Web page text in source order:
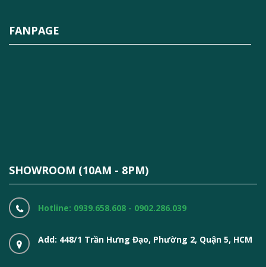
FANPAGE
SHOWROOM (10AM - 8PM)
Hotline: 0939.658.608 - 0902.286.039
Add: 448/1 Trần Hưng Đạo, Phường 2, Quận 5, HCM